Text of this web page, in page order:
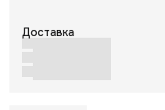
Доставка